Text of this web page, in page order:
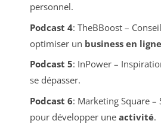
personnel.
Podcast 4: TheBBoost –
optimiser un business en ligne
Podcast 5: InPower –
se dépasser.
Podcast 6: Marketing Square
pour développer une activité.